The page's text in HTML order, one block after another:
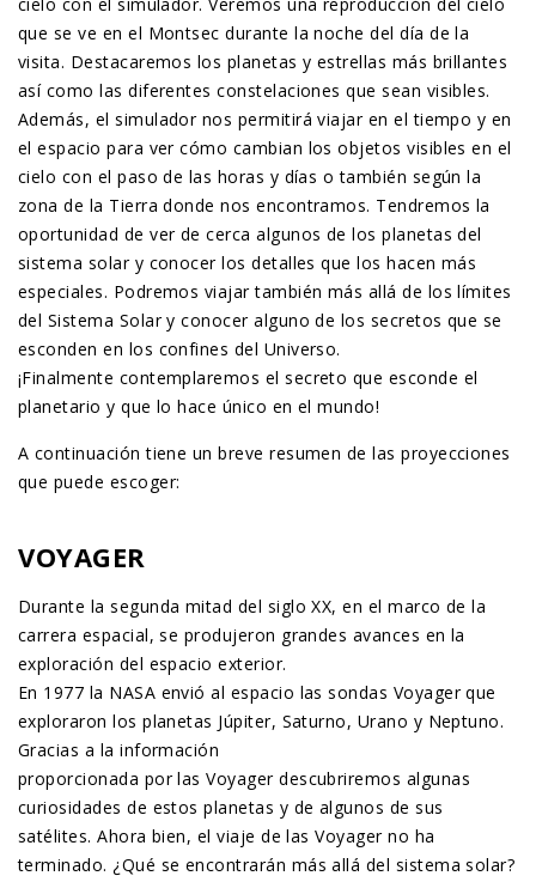
que se ve en el Montsec durante la noche del día de la
visita. Destacaremos los planetas y estrellas más brillantes
así como las diferentes constelaciones que sean visibles.
Además, el simulador nos permitirá viajar en el tiempo y en
el espacio para ver cómo cambian los objetos visibles en el
cielo con el paso de las horas y días o también según la
zona de la Tierra donde nos encontramos. Tendremos la
oportunidad de ver de cerca algunos de los planetas del
sistema solar y conocer los detalles que los hacen más
especiales. Podremos viajar también más allá de los límites
del Sistema Solar y conocer alguno de los secretos que se
esconden en los confines del Universo.
¡Finalmente contemplaremos el secreto que esconde el
planetario y que lo hace único en el mundo!
A continuación tiene un breve resumen de las proyecciones
que puede escoger:
VOYAGER
Durante la segunda mitad del siglo XX, en el marco de la
carrera espacial, se produjeron grandes avances en la
exploración del espacio exterior.
En 1977 la NASA envió al espacio las sondas Voyager que
exploraron los planetas Júpiter, Saturno, Urano y Neptuno.
Gracias a la información
proporcionada por las Voyager descubriremos algunas
curiosidades de estos planetas y de algunos de sus
satélites. Ahora bien, el viaje de las Voyager no ha
terminado. ¿Qué se encontrarán más allá del sistema solar?